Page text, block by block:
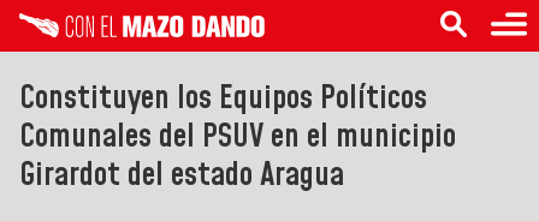
Constituyen los Equipos Políticos
Comunales del PSUV en el municipio
Girardot del estado Aragua